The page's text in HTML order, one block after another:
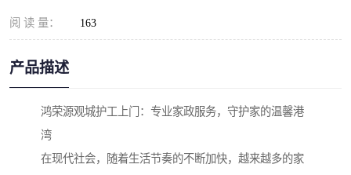
阅 读 量： 163
产品描述
鸿荣源观城护工上门：专业家政服务，守护家的温馨港
湾
在现代社会，随着生活节奏的不断加快，越来越多的家